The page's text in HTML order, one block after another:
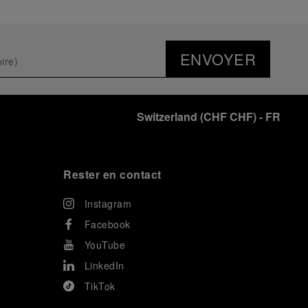
ENVOYER
Switzerland (CHF CHF)- FR
Rester en contact
Instagram
Facebook
YouTube
LinkedIn
TikTok